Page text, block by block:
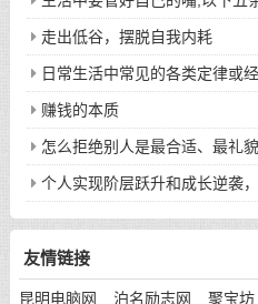
走出低谷，摆脱自我内耗
日常生活中常见的各类定律或
赚钱的本质
怎么拒绝别人是最合适、最礼
个人实现阶层跃升和成长逆袭
下八件事
友情链接
昆明电脑网 泊名励志网 聚宝坊